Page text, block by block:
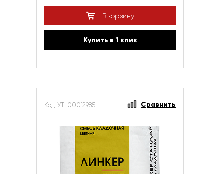
В корзину
Купить в 1 клик
Код: УТ-00012985 Сравнить